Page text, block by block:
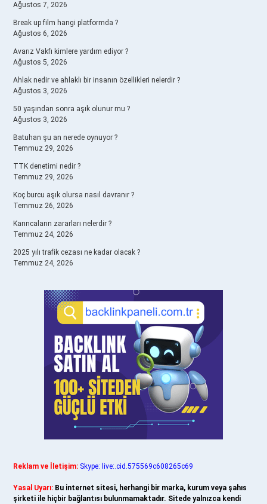
Ağustos 7, 2026
Break up film hangi platformda ?
Ağustos 6, 2026
Avarız Vakfı kimlere yardım ediyor ?
Ağustos 5, 2026
Ahlak nedir ve ahlaklı bir insanın özellikleri nelerdir ?
Ağustos 3, 2026
50 yaşından sonra aşık olunur mu ?
Ağustos 3, 2026
Batuhan şu an nerede oynuyor ?
Temmuz 29, 2026
TTK denetimi nedir ?
Temmuz 29, 2026
Koç burcu aşık olursa nasıl davranır ?
Temmuz 26, 2026
Karıncaların zararları nelerdir ?
Temmuz 24, 2026
2025 yılı trafik cezası ne kadar olacak ?
Temmuz 24, 2026
Reklam ve İletişim: Skype: live:.cid.575569c608265c69
Yasal Uyarı: Bu internet sitesi, herhangi bir marka, kurum veya şahıs
şirketi ile hiçbir bağlantısı bulunmamaktadır. Sitede yalnızca kendi